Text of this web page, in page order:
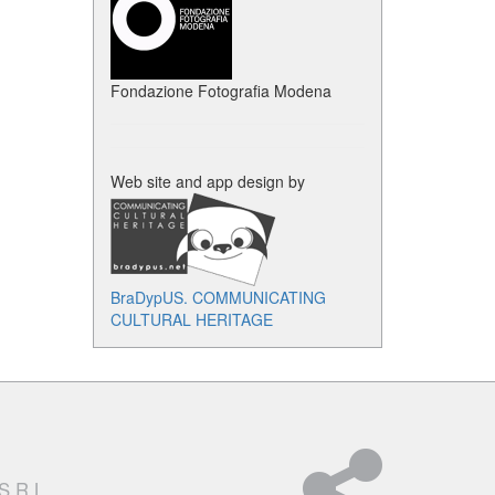
Fondazione Fotografia Modena
Web site and app design by
BraDypUS. COMMUNICATING
CULTURAL HERITAGE